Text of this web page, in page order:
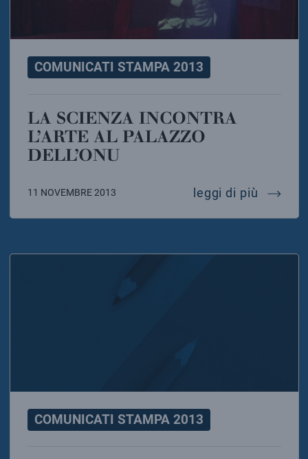
COMUNICATI STAMPA 2013
LA SCIENZA INCONTRA
L’ARTE AL PALAZZO
DELL’ONU
11 NOVEMBRE 2013 leggi di più la
COMUNICATI STAMPA 2013